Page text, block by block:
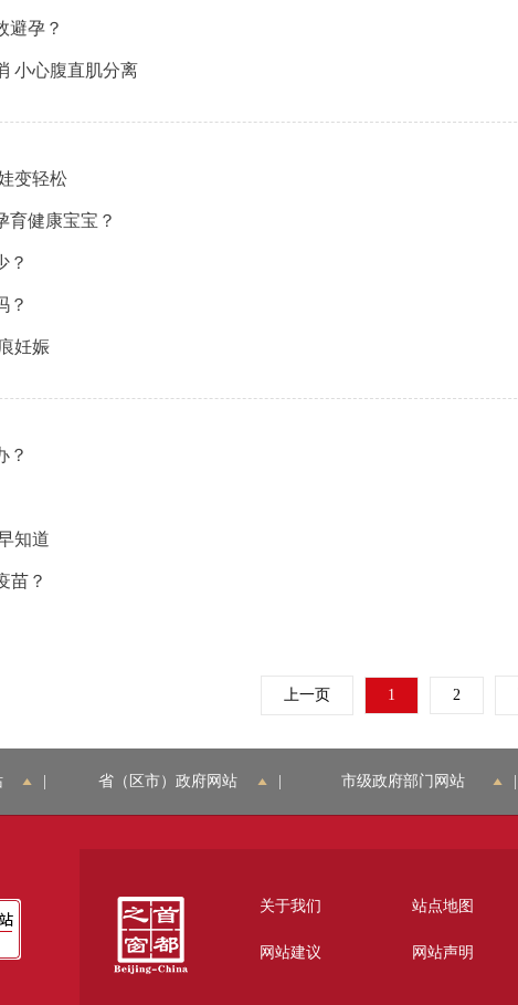
避孕？
小心腹直肌分离
变轻松
育健康宝宝？
？
？
妊娠
？
知道
苗？
上一页 1 2
省（区市）政府网站 市级政府部门网站
关于我们 站点地图
网站建议 网站声明